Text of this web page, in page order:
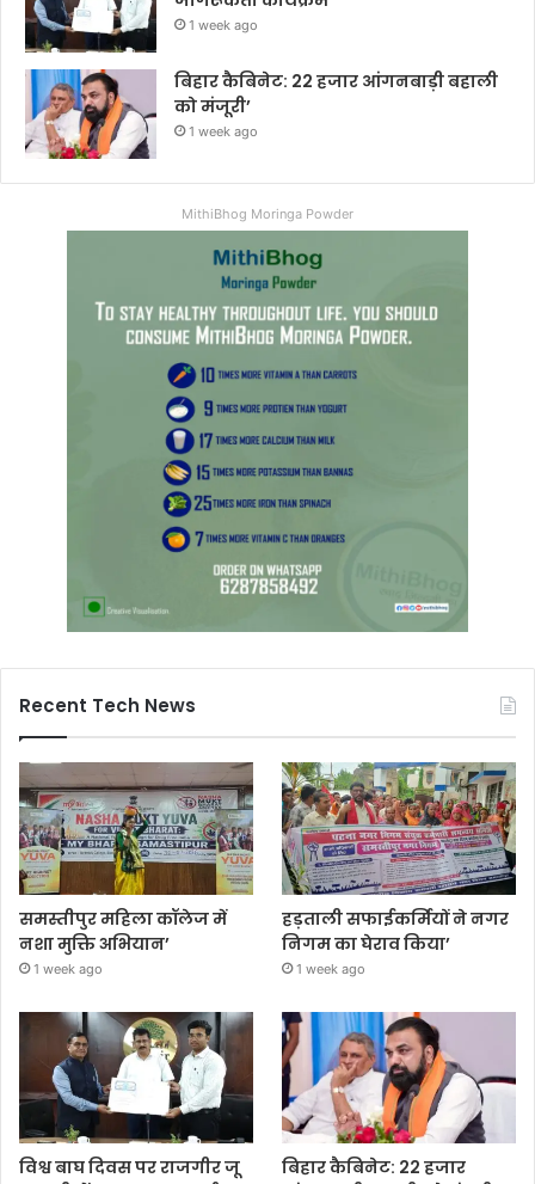
1 week ago
बिहार कैबिनेट: 22 हजार आंगनबाड़ी बहाली
को मंजूरी’
1 week ago
MithiBhog Moringa Powder
Recent Tech News
समस्तीपुर महिला कॉलेज में
नशा मुक्ति अभियान’
1 week ago
हड़ताली सफाईकर्मियों ने नगर
निगम का घेराव किया’
1 week ago
विश्व बाघ दिवस पर राजगीर जू
बिहार कैबिनेट: 22 हजार